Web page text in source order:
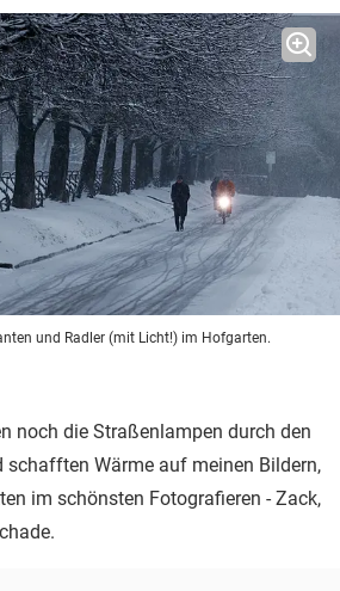
und Radler (mit Licht!) im Hofgarten.
noch die Straßenlampen durch den
schafften Wärme auf meinen Bildern,
im schönsten Fotografieren - Zack,